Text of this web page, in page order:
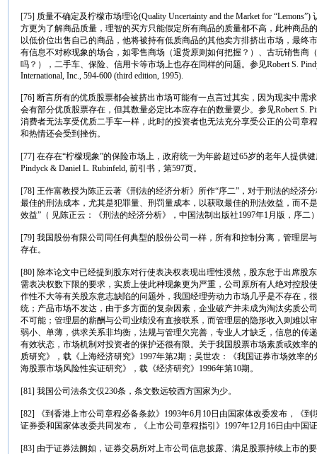
[75] 质量不确定及柠檬市场理论(Quality Uncertainty and the Market for
方更为了解商品质量，理智的买方只能假定所有商品的质量都不高，此种商品
以低价位出售自己的商品，他将被持有低质商品的其他卖方排挤出市场，最终
有信息不对称现象的场合，如零售商场（退货原则如何把握？）、古玩销售商
吗？），二手车、保险、信用卡等市场上也存在同样的问题。参见Robert S.
International, Inc., 594-600 (third edition, 1995).
[76] 断言所有的优质股票都会被挤出市场可能有一点言过其实，因为现实中需
会有部分优质股票存在，但其数量必定比本应存在的数量要少。参见Robert S.
消费者无法享受优质二手车一样，此时的投资者也无法充分享受公正的公司章
和热情还会受到挫伤。
[77] 在存在“柠檬现象”的保险市场上，政府统一为年龄超过65岁的老年人提供
Pindyck & Daniel L. Rubinfeld, 前引书，第597页。
[78] 王作富教授为陈正云著《刑法的经济分析》所作“序二”，对于刑法的经济
最佳的刑法成本，尤其是犯罪量、刑罚量成本，以获取最佳的刑法效益，而不
效益”（ 见陈正云：《刑法的经济分析》，中国法制出版社1997年1月版，序
[79] 我国股份有限公司同任何典型的股份公司一样，所有和控制分离，管理层
存在。
[80] 除本论文中已经提到股东对行使表决权表现出理性漠然，股东怠于出席股
需表决权数下限的要求，实质上使此种现象更为严重，公司原所有人绝对控股
作性不大等有关股东意志缺陷的问题外，我国经理劳动力市场几乎是不存在，
统；产品市场不发达，由于多方面的复杂因素，企业破产并未成为淘汰劣质公
不可能；管理层的薪酬与公司业绩没有直接联系，而管理层的隐形收入则难以
弱小、单薄，供求关系非均衡，法规与管理欠完善，专业人才缺乏，信息的传
有效状态，市场机制对投资者的保护还很有限。关于我国股票市场素质或效率
质研究》，载《上海经济研究》1997年第2期；吴世农：《我国证券市场效率
海股票市场风险性实证研究》，载《经济研究》1996年第10期。
[81] 我国公司法条文仅230条，条文数远较西方国家为少。
[82] 《到香港上市公司章程必备条款》1993年6月10日由国家体改委发布，《
证券委和国家体改委共同发布，《上市公司章程指引》1997年12月16日由中国
[83] 由于证券法阙如，证券交易所对上市公司信息披露、满足股票持续上市的